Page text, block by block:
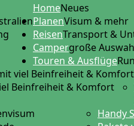
HomeNeues
PlanenVisum & mehr
viel Beinfreiheit & Komfort
Beinfreiheit & Komfort
Handy
ReisenTransport &
Campergroße
Touren & Ausflüge